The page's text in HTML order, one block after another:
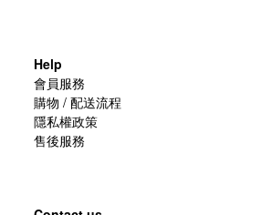
Help
會員服務
購物 / 配送流程
隱私權政策
售後服務